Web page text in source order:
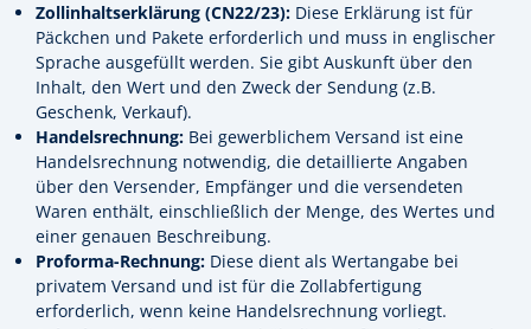
Zollinhaltserklärung (CN22/23): Diese Erklärung ist für
Päckchen und Pakete erforderlich und muss in englischer
Sprache ausgefüllt werden. Sie gibt Auskunft über den
Inhalt, den Wert und den Zweck der Sendung (z.B.
Geschenk, Verkauf).
Handelsrechnung: Bei gewerblichem Versand ist eine
Handelsrechnung notwendig, die detaillierte Angaben
über den Versender, Empfänger und die versendeten
Waren enthält, einschließlich der Menge, des Wertes und
einer genauen Beschreibung.
Proforma-Rechnung: Diese dient als Wertangabe bei
privatem Versand und ist für die Zollabfertigung
erforderlich, wenn keine Handelsrechnung vorliegt.